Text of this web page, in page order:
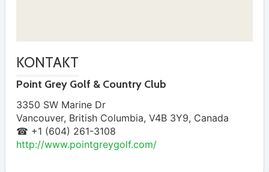
KONTAKT
Point Grey Golf & Country Club
3350 SW Marine Dr
Vancouver, British Columbia, V4B 3Y9, Canada
☎ +1 (604) 261-3108
http://www.pointgreygolf.com/